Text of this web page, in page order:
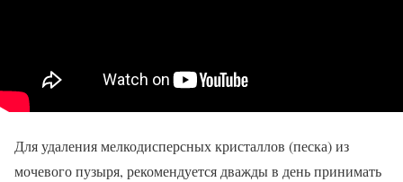
Для удаления мелкодисперсных кристаллов (песка) из
мочевого пузыря, рекомендуется дважды в день принимать